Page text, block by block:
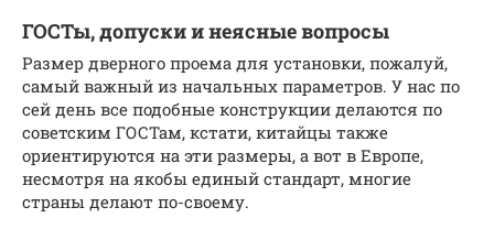
ГОСТы, допуски и неясные вопросы
Размер дверного проема для установки, пожалуй,
самый важный из начальных параметров. У нас по
сей день все подобные конструкции делаются по
советским ГОСТам, кстати, китайцы также
ориентируются на эти размеры, а вот в Европе,
несмотря на якобы единый стандарт, многие
страны делают по-своему.